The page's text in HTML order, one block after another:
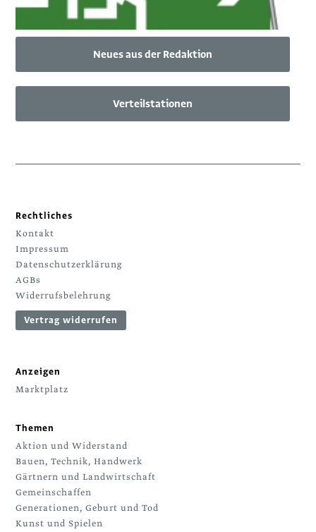
Neues aus der Redaktion
Verteilstationen
Rechtliches
Kontakt
Impressum
Datenschutzerklärung
AGBs
Widerrufsbelehrung
Vertrag widerrufen
Anzeigen
Marktplatz
Themen
Aktion und Widerstand
Bauen, Technik, Handwerk
Gärtnern und Landwirtschaft
Gemeinschaffen
Generationen, Geburt und Tod
Kunst und Spielen